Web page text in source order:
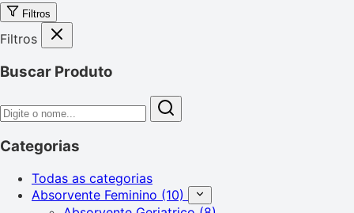
Filtros
Filtros
Buscar Produto
Categorias
Todas as categorias
Absorvente Feminino (10)